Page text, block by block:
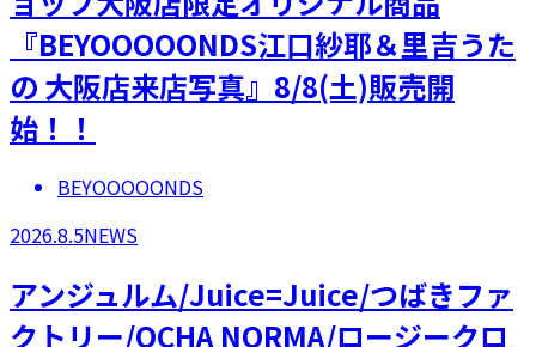
『BEYOOOOONDS江口紗耶＆里吉うた
の 大阪店来店写真』8/8(土)販売開
始！！
BEYOOOOONDS
2026.8.5NEWS
アンジュルム/Juice=Juice/つばきファ
クトリー/OCHA NORMA/ロージークロ